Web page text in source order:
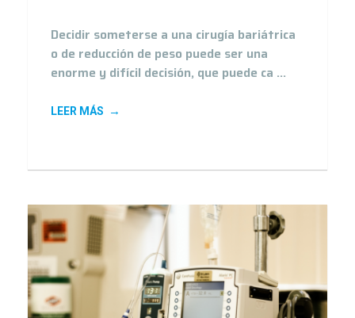
Decidir someterse a una cirugía bariátrica
o de reducción de peso puede ser una
enorme y difícil decisión, que puede ca ...
LEER MÁS